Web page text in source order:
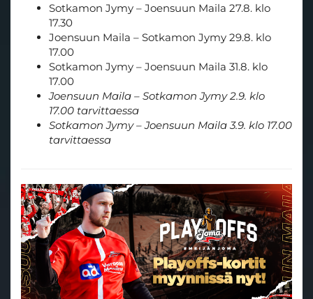
Sotkamon Jymy – Joensuun Maila 27.8. klo
17.30
Joensuun Maila – Sotkamon Jymy 29.8. klo
17.00
Sotkamon Jymy – Joensuun Maila 31.8. klo
17.00
Joensuun Maila – Sotkamon Jymy 2.9. klo
17.00 tarvittaessa
Sotkamon Jymy – Joensuun Maila 3.9. klo 17.00
tarvittaessa